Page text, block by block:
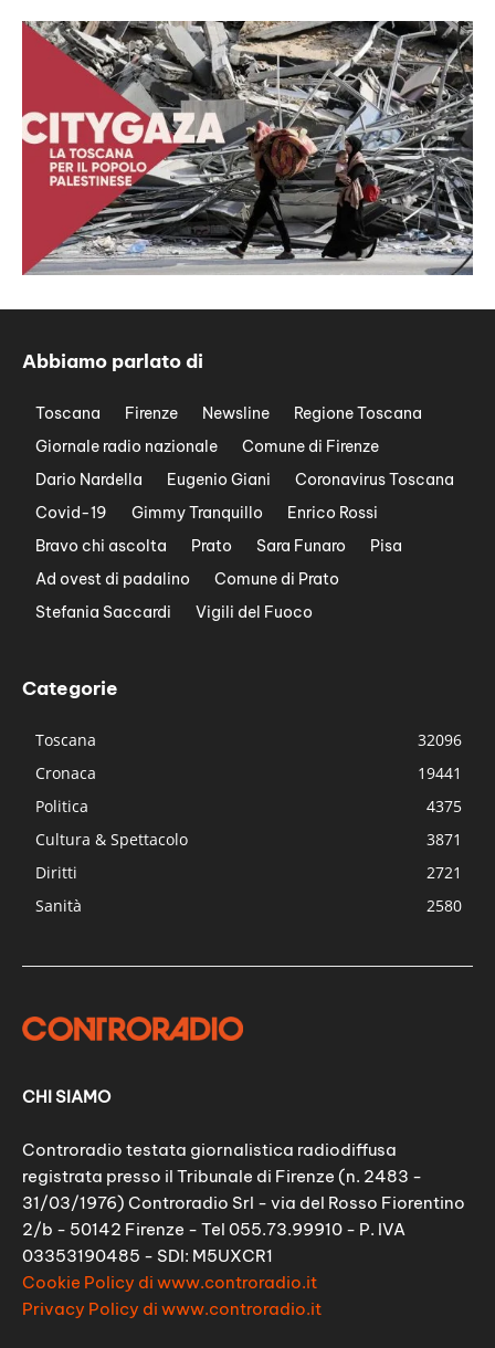
Abbiamo parlato di
Toscana Firenze Newsline
Regione Toscana
Giornale radio nazionale
Comune di Firenze
Dario Nardella
Eugenio Giani
Coronavirus Toscana
Covid-19
Gimmy Tranquillo
Enrico Rossi
Bravo chi ascolta
Prato Sara Funaro
Pisa
Ad ovest di padalino
Comune di Prato
Stefania Saccardi
Vigili del Fuoco
Categorie
Toscana
32096
Cronaca
19441
Politica
4375
Cultura & Spettacolo
3871
Diritti
2721
Sanità
2580
CHI SIAMO
Controradio testata giornalistica radiodiffusa
registrata presso il Tribunale di Firenze (n. 2483 -
31/03/1976) Controradio Srl - via del Rosso Fiorentino
2/b - 50142 Firenze - Tel 055.73.99910 - P. IVA
03353190485 - SDI: M5UXCR1
Cookie Policy di www.controradio.it
Privacy Policy di www.controradio.it